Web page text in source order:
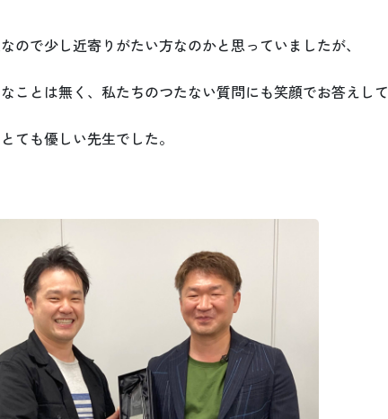
ので少し近寄りがたい方なのかと思っていましたが、
ことは無く、私たちのつたない質問にも笑顔でお答えして
ても優しい先生でした。